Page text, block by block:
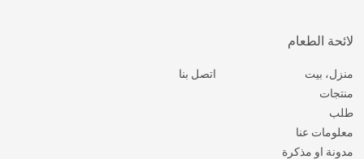
لائحة الطعام
منزل، بيت
منتجات
طلب
معلومات عنا
مدونة او مذكرة
اتصل بنا